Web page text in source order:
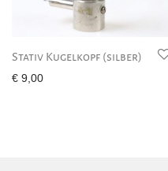
Stativ Kugelkopf (silber)
€ 9,00